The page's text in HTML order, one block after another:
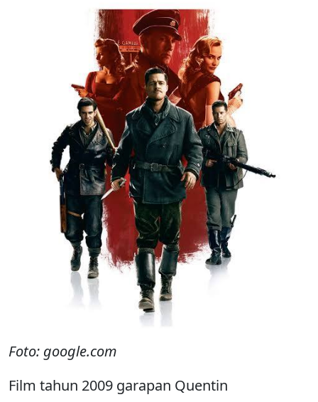
Foto: google.com
Film tahun 2009 garapan Quentin